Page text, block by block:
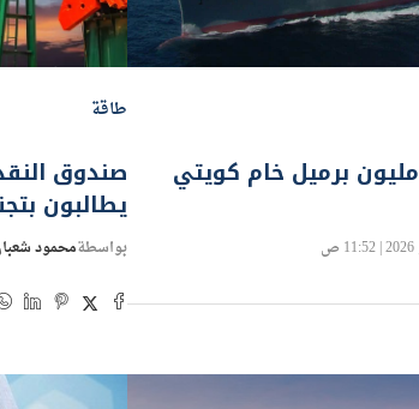
ناقلة نفط تحمل 1.2 مليون برميل خام كويتي
طاقة
صندوق
يطالبون
بواسطةمحمود